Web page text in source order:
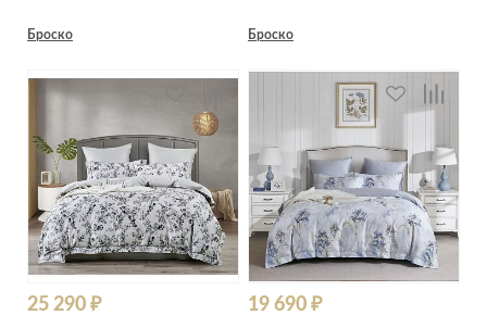
Броско Броско
25 290 ₽ 19 690 ₽